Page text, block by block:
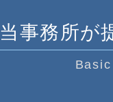
当事務所が